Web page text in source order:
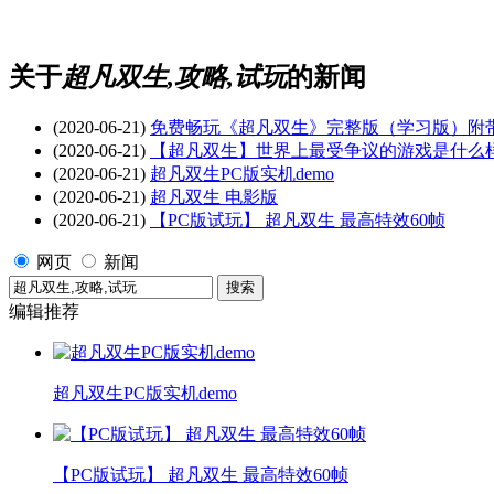
关于超凡双生,攻略,试玩的新闻
(2020-06-21) 免费畅玩《超凡双生》完整版（学习版）附
(2020-06-21)
【超凡双生】世界上最受争议的游戏是什么
(2020-06-21) 超凡双生PC版实机demo
(2020-06-21) 超凡双生 电影版
(2020-06-21)
【PC版试玩】 超凡双生 最高特效60帧
网页 新闻
编辑推荐
超凡双生PC版实机demo
【PC版试玩】 超凡双生 最高特效60帧